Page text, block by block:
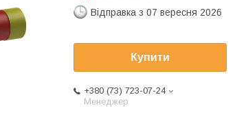
Відправка з 07 вересня 2026
Купити
+380 (73) 723-07-24
Менеджер